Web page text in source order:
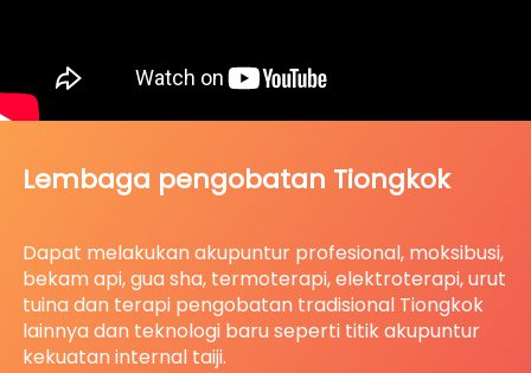
Lembaga pengobatan Tiongkok
Dapat melakukan akupuntur profesional, moksibusi,
bekam api, gua sha, termoterapi, elektroterapi, urut
tuina dan terapi pengobatan tradisional Tiongkok
lainnya dan teknologi baru seperti titik akupuntur
kekuatan internal taiji.